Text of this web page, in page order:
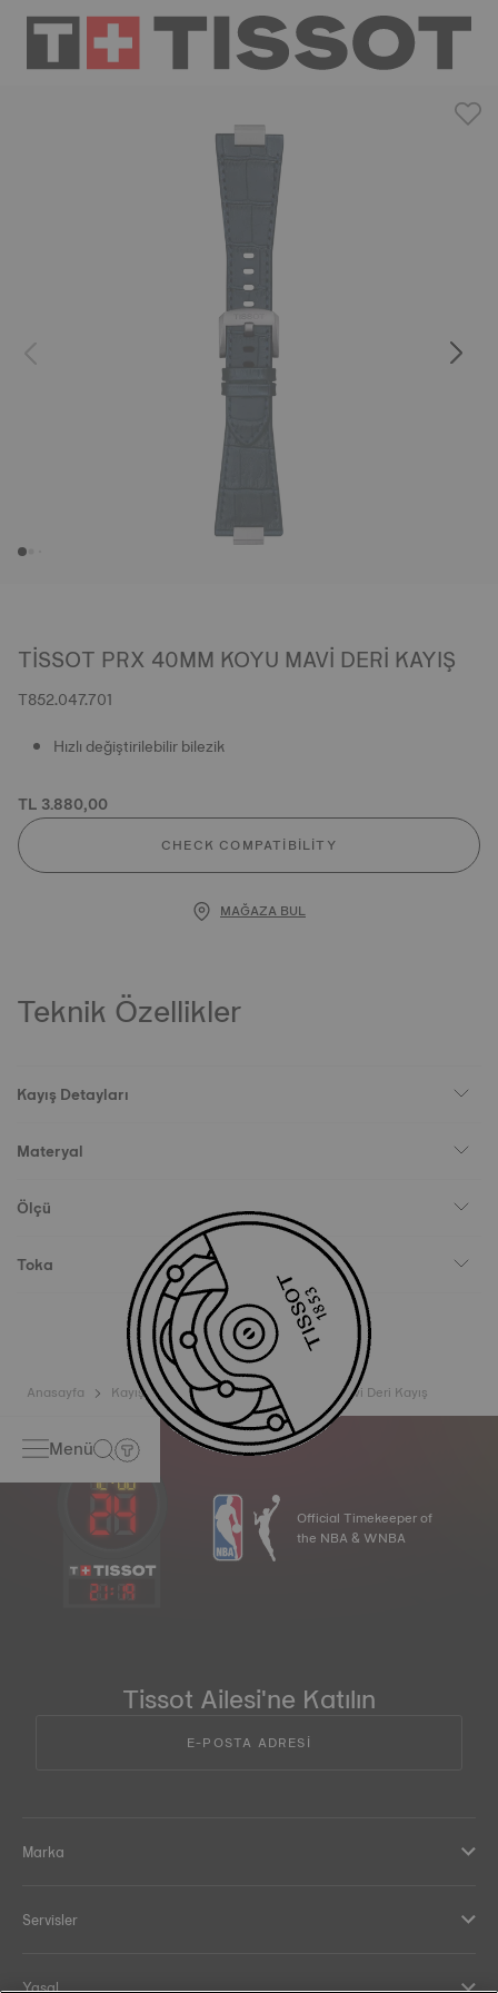
TISSOT PRX 40MM KOYU MAVI DERI KAYIŞ
T852.047.701
Hızlı değiştirilebilir bilezik
TL 3.880,00
CHECK COMPATIBILITY
MAĞAZA BUL
Teknik Özellikler
Kayış Detayları
Materyal
Ölçü
Toka
Anasayfa Kayışlar Tissot PRX 40mm Koyu Mavi Deri Kayış
Menü
21: 19
Official Timekeeper of
the NBA & WNBA
Tissot Ailesi'ne Katılın
E-POSTA ADRESİ
Marka
Servisler
Yasal